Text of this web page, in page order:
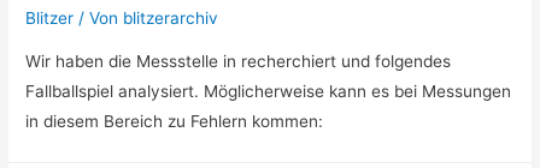
Blitzer / Von blitzerarchiv
Wir haben die Messstelle in recherchiert und folgendes
Fallballspiel analysiert. Möglicherweise kann es bei Messungen
in diesem Bereich zu Fehlern kommen: